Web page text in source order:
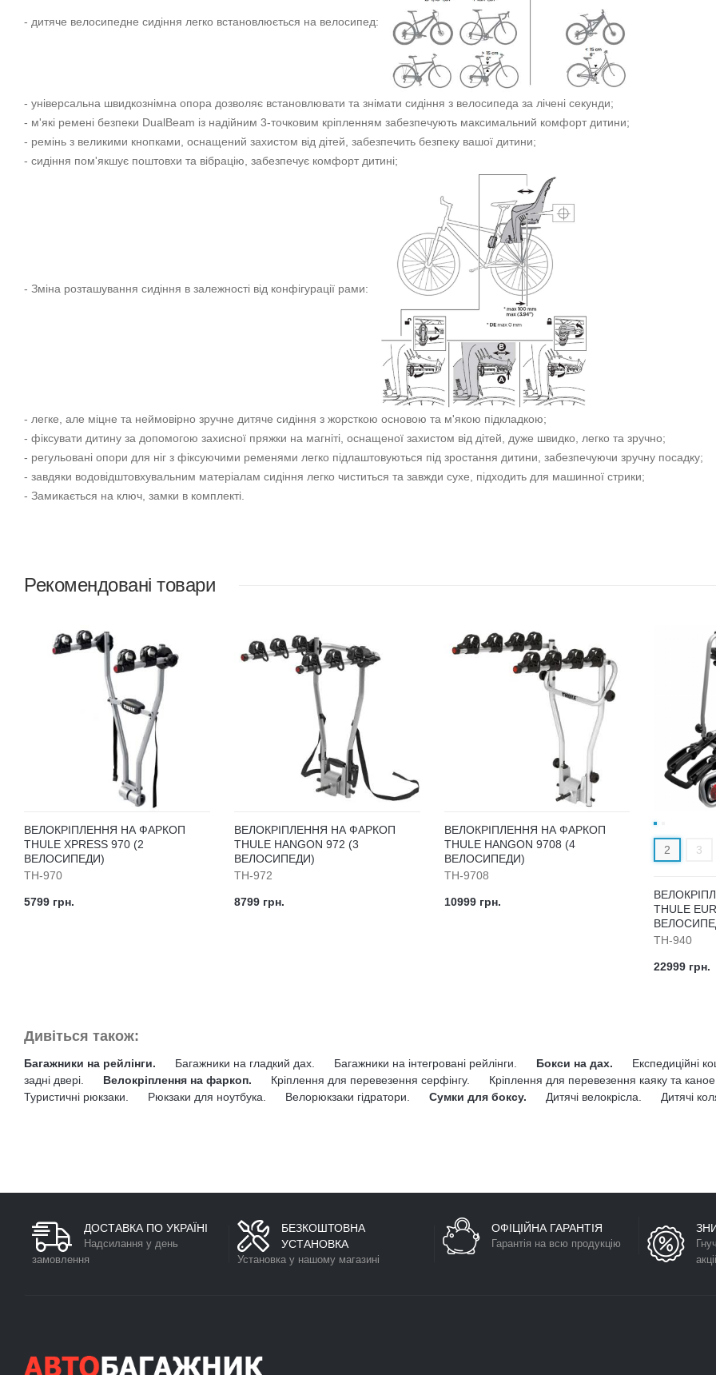
- дитяче велосипедне сидіння легко встановлюється на велосипед:
- універсальна швидкознімна опора дозволяє встановлювати та знімати сидіння з велосипеда за лічені секунди;
- м'які ремені безпеки DualBeam із надійним 3-точковим кріпленням забезпечують максимальний комфорт дитини;
- ремінь з великими кнопками, оснащений захистом від дітей, забезпечить безпеку вашої дитини;
- сидіння пом'якшує поштовхи та вібрацію, забезпечує комфорт дитині;
- Зміна розташування сидіння в залежності від конфігурації рами:
- легке, але міцне та неймовірно зручне дитяче сидіння з жорсткою основою та м'якою підкладкою;
- фіксувати дитину за допомогою захисної пряжки на магніті, оснащеної захистом від дітей, дуже швидко, легко та зручно;
- регульовані опори для ніг з фіксуючими ременями легко підлаштовуються під зростання дитини, забезпечуючи зручну посадку;
- завдяки водовідштовхувальним матеріалам сидіння легко чиститься та завжди сухе, підходить для машинної стрики;
- Замикається на ключ, замки в комплекті.
Рекомендовані товари
ВЕЛОКРІПЛЕННЯ НА ФАРКОП
THULE XPRESS 970 (2
ВЕЛОСИПЕДИ)
TH-970
5799 грн.
ВЕЛОКРІПЛЕННЯ НА ФАРКОП
THULE HANGON 972 (3
ВЕЛОСИПЕДИ)
TH-972
8799 грн.
ВЕЛОКРІПЛЕННЯ НА ФАРКОП
THULE HANGON 9708 (4
ВЕЛОСИПЕДИ)
TH-9708
10999 грн.
2 3
THULE
TH-940
22999 грн.
Дивіться також:
Багажники на рейлінги. Багажники на гладкий дах. Багажники на інтегровані рейлінги. Бокси на дах. Експедиційні
задні двері.
Велокріплення на фаркоп. Кріплення для перевезення серфінгу. Кріплення для перевезення каяку та каное.
Туристичні рюкзаки.
Рюкзаки для ноутбука. Велорюкзаки гідратори. Сумки для боксу. Дитячі велокрісла. Дитячі
ДОСТАВКА ПО УКРАЇНІ
Надсилання у день
замовлення
БЕЗКОШТОВНА
УСТАНОВКА
Установка у нашому магазині
ОФІЦІЙНА ГАРАНТІЯ
Гарантія на всю продукцію